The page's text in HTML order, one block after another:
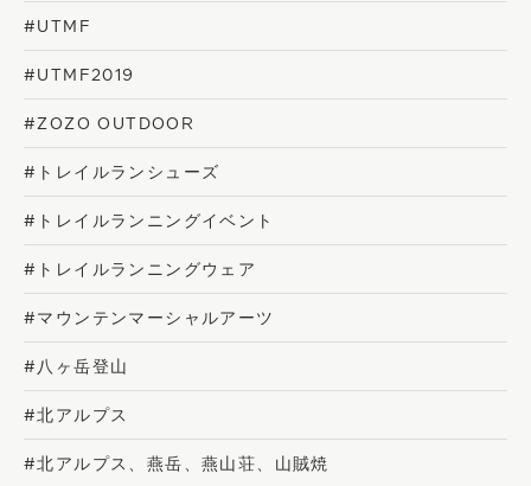
#UTMF
#UTMF2019
#ZOZO OUTDOOR
#トレイルランシューズ
#トレイルランニングイベント
#トレイルランニングウェア
#マウンテンマーシャルアーツ
#八ヶ岳登山
#北アルプス
#北アルプス、燕岳、燕山荘、山賊焼